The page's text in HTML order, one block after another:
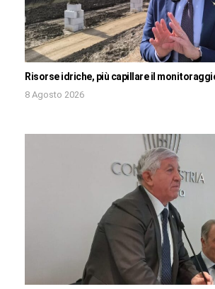
Risorse idriche, più capillare il
8 Agosto 2026